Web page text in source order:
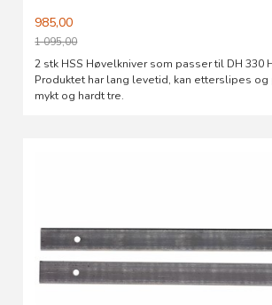
985,00
1 095,00
Rabatt
2 stk HSS Høvelkniver som passer til DH 330
Produktet har lang levetid, kan etterslipes
mykt og hardt tre.